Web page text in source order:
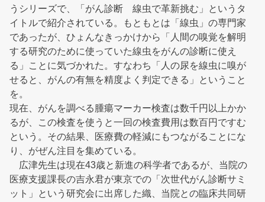
うシリーズで、「がん診断 線虫で革新挑む」というタ
イトルで紹介されている。もともとは「線虫」の専門家
であったが、ひょんなきっかけから「人間の嗅覚を解明
する研究のために使っていた線虫をがんの診断に使え
る」ことに気づかれた。すなわち「人の尿を線虫に嗅が
せると、がんの有無を精度よく判定できる」ということ
を。
現在、がんを調べる腫瘍マーカー検査は数千円以上かか
るが、この検査を使うと一回の検査費用は数百円ですむ
という。その結果、医療費の軽減にもつながることにな
り、がぜん注目を集めている。
広津先生は現在43歳と新進の科学者であるが、当院の
医療支援課長の吉永君が東京での「次世代がん診断サミ
ット」という研究会に出席した織、当院との臨床共同研